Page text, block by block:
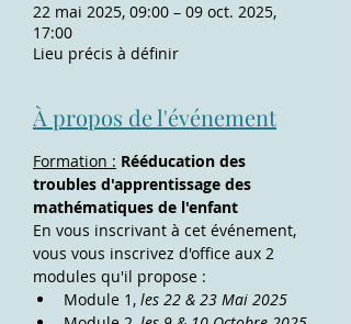
22 mai 2025, 09:00 – 09 oct. 2025,
17:00
Lieu précis à définir
À propos de l'événement
Formation : Rééducation des
troubles d'apprentissage des
mathématiques de l'enfant
En vous inscrivant à cet événement,
vous vous inscrivez d'office aux 2
modules qu'il propose :
Module 1, les 22 & 23 Mai 2025